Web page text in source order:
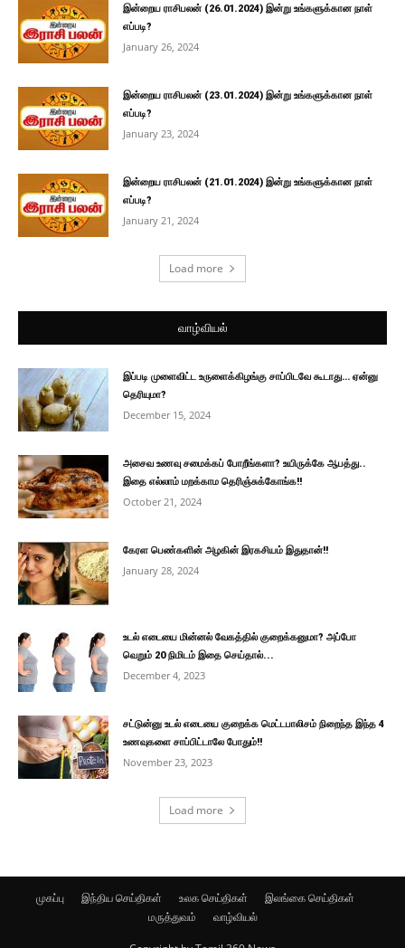
இன்றைய ராசிபலன் (26.01.2024) இன்று உங்களுக்கான நாள்
எப்படி?
January 26, 2024
இன்றைய ராசிபலன் (23.01.2024) இன்று உங்களுக்கான நாள்
எப்படி?
January 23, 2024
இன்றைய ராசிபலன் (21.01.2024) இன்று உங்களுக்கான நாள்
எப்படி?
January 21, 2024
Load more
வாழ்வியல்
இப்படி முளைவிட்ட உருளைக்கிழங்கு சாப்பிடவே கூடாது… ஏன்னு
தெரியுமா?
December 15, 2024
அசைவ உணவு சமைக்கப் போறீங்களா? உயிருக்கே ஆபத்து..
இதை எல்லாம் மறக்காம தெரிஞ்சுக்கோங்க!!
October 21, 2024
கேரள பெண்களின் அழகின் இரகசியம் இதுதான்!!
January 28, 2024
உடல் எடையை மின்னல் வேகத்தில் குறைக்கனுமா? அப்போ
வெறும் 20 நிமிடம் இதை செய்தால்...
December 4, 2023
சட்டுன்னு உடல் எடையை குறைக்க மெட்டபாலிசம் நிறைந்த இந்த 4
உணவுகளை சாப்பிட்டாலே போதும்!!
November 23, 2023
Load more
முகப்பு இந்திய செய்திகள் உலக செய்திகள்
இலங்கை செய்திகள்
மருத்துவம்
வாழ்வியல்